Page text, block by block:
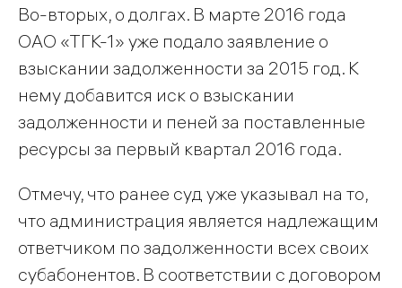
Во-вторых, о долгах. В марте 2016 года
ОАО «ТГК-1» уже подало заявление о
взыскании задолженности за 2015 год. К
нему добавится иск о взыскании
задолженности и пеней за поставленные
ресурсы за первый квартал 2016 года.
Отмечу, что ранее суд уже указывал на то,
что администрация является надлежащим
ответчиком по задолженности всех своих
субабонентов. В соответствии с договором